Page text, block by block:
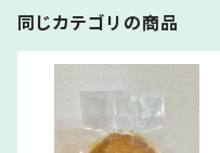
同じカテゴリの商品